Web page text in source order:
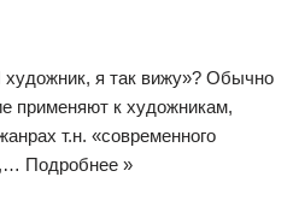
художник, я так вижу»? Обычно
применяют к художникам,
т.н. «современного
Подробнее »